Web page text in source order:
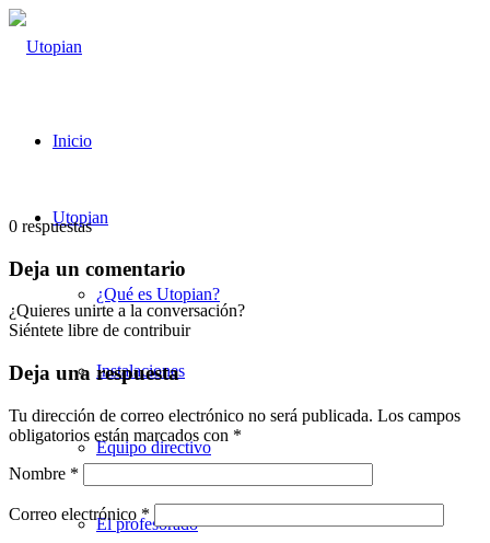
Inicio
Utopian
¿Qué es Utopian?
Instalaciones
Equipo directivo
El profesorado
0 respuestas
Deja un comentario
¿Quieres unirte a la conversación?
Siéntete libre de contribuir
Deja una respuesta
Tu dirección de correo electrónico no será publicada. Los campos
obligatorios están marcados con *
Nombre *
Correo electrónico *